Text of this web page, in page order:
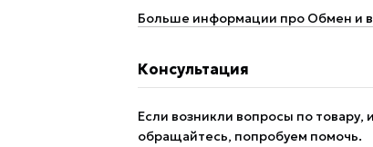
Больше информации про Обмен и
Консультация
Если возникли вопросы по
обращайтесь, попробуем помочь.